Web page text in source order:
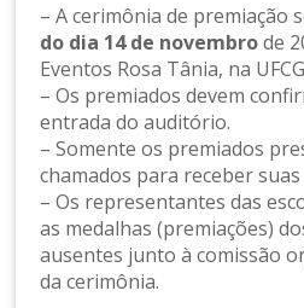
– A cerimônia de premiação
do dia 14 de novembrode
Eventos Rosa Tânia, na
– Os premiados devem
entrada do auditório.
– Somente os premiados
chamados para receber suas
– Os representantes das
as medalhas (premiações)
ausentes junto à comissão
da cerimônia.